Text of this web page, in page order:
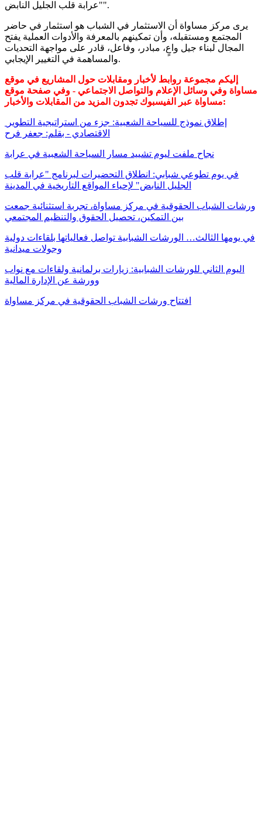
"عرابة قلب الجليل النابض".
يرى مركز مساواة أن الاستثمار في الشباب هو استثمار في حاضر
المجتمع ومستقبله، وأن تمكينهم بالمعرفة والأدوات العملية يفتح
المجال لبناء جيل واعٍ، مبادر، وفاعل، قادر على مواجهة التحديات
والمساهمة في التغيير الإيجابي.
إليكم مجموعة روابط لأخبار ومقابلات حول المشاريع في موقع
مساواة وفي وسائل الإعلام والتواصل الاجتماعي - وفي صفحة موقع
مساواة عبر الفيسبوك تجدون المزيد من المقابلات والأخبار:
الاقتصادي - بقلم: جعفر فرح
نجاح ملفت ليوم تشييد مسار السياحة الشعبية في عرابة
في يوم تطوعي شبابي: انطلاق التحضيرات لبرنامج "عرابة قلب
الجليل النابض" لإحياء المواقع التاريخية في المدينة
ورشات الشباب الحقوقية في مركز مساواة، تجربة استثنائية جمعت
بين التمكين، تحصيل الحقوق والتنظيم المجتمعي
في يومها الثالث… الورشات الشبابية تواصل فعالياتها بلقاءات دولية
وجولات ميدانية
اليوم الثاني للورشات الشبابية: زيارات برلمانية ولقاءات مع نواب
وورشة عن الإدارة المالية
افتتاح ورشات الشباب الحقوقية في مركز مساواة